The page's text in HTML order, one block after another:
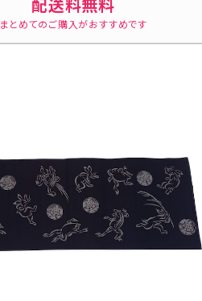
り 港町
配送料無料
まとめてのご購入がおすすめです